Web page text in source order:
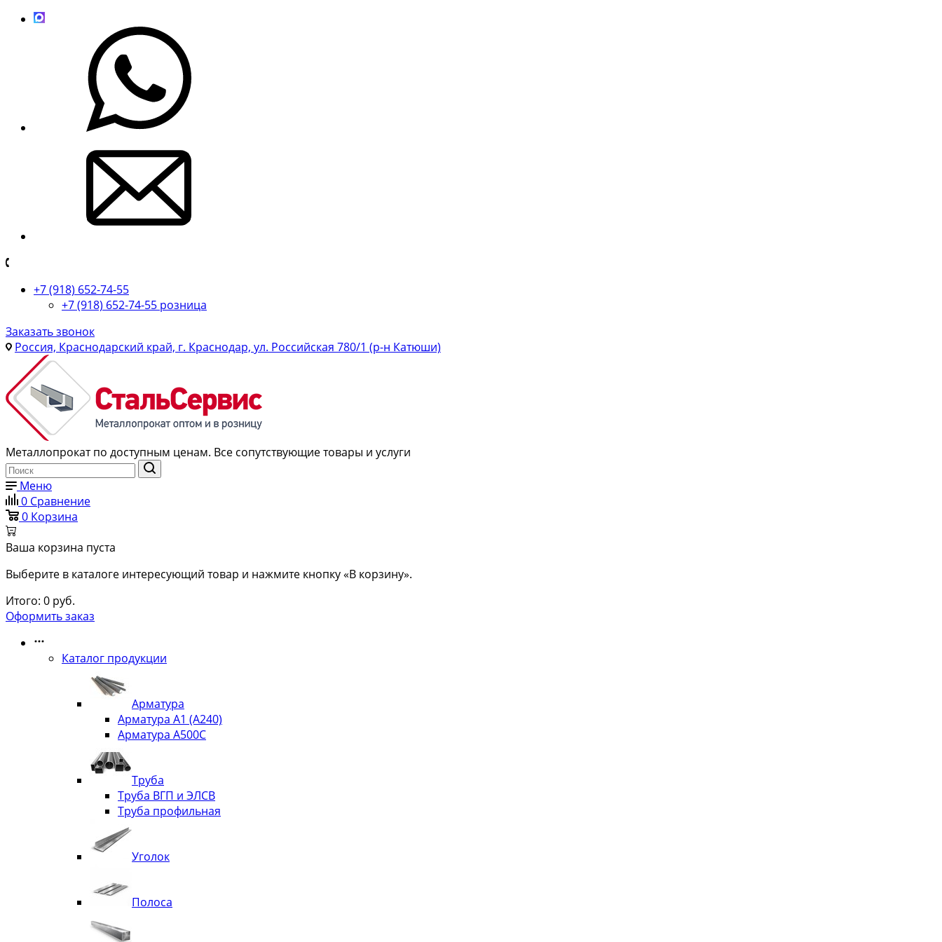
+7 (918) 652-74-55
+7 (918) 652-74-55 розница
Заказать звонок
Россия, Краснодарский край, г. Краснодар, ул. Российская 780/1 (р-н Катюши)
Металлопрокат по доступным ценам. Все сопутствующие товары и услуги
Меню
0 Сравнение
0 Корзина
Ваша корзина пуста
Выберите в каталоге интересующий товар и нажмите кнопку «В корзину».
Итого: 0 руб.
Оформить заказ
Каталог продукции
Арматура
Арматура А1 (А240)
Арматура А500С
Труба
Труба ВГП и ЭЛСВ
Труба профильная
Уголок
Полоса